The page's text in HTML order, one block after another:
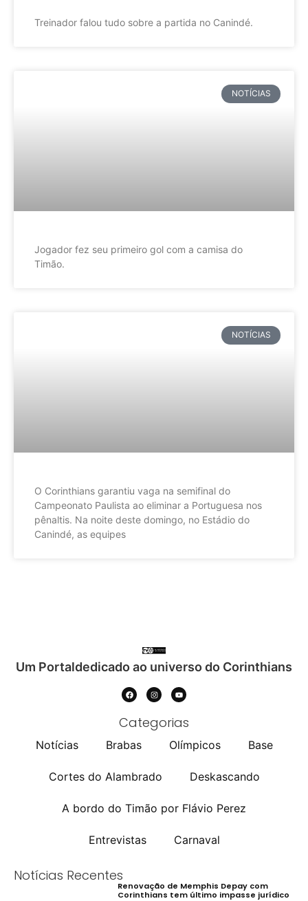
Treinador falou tudo sobre a partida no Canindé.
NOTÍCIAS
Jogador fez seu primeiro gol com a camisa do
Timão.
NOTÍCIAS
O Corinthians garantiu vaga na semifinal do
Campeonato Paulista ao eliminar a Portuguesa nos
pênaltis. Na noite deste domingo, no Estádio do
Canindé, as equipes
Um Portaldedicado ao universo do Corinthians
Categorias
Notícias Brabas Olímpicos Base
Cortes do Alambrado Deskascando
A bordo do Timão por Flávio Perez
Entrevistas Carnaval
Notícias Recentes
Renovação de Memphis Depay com
Corinthians tem último impasse jurídico